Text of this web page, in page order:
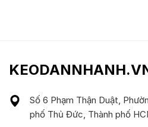
Số 6 Phạm Thận Duật,
phố Thủ Đức, Thành phố